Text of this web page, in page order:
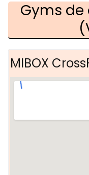
Gyms
MIBOX